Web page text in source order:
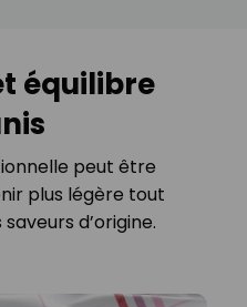
équilibre
peut être
plus légère tout
d’origine.